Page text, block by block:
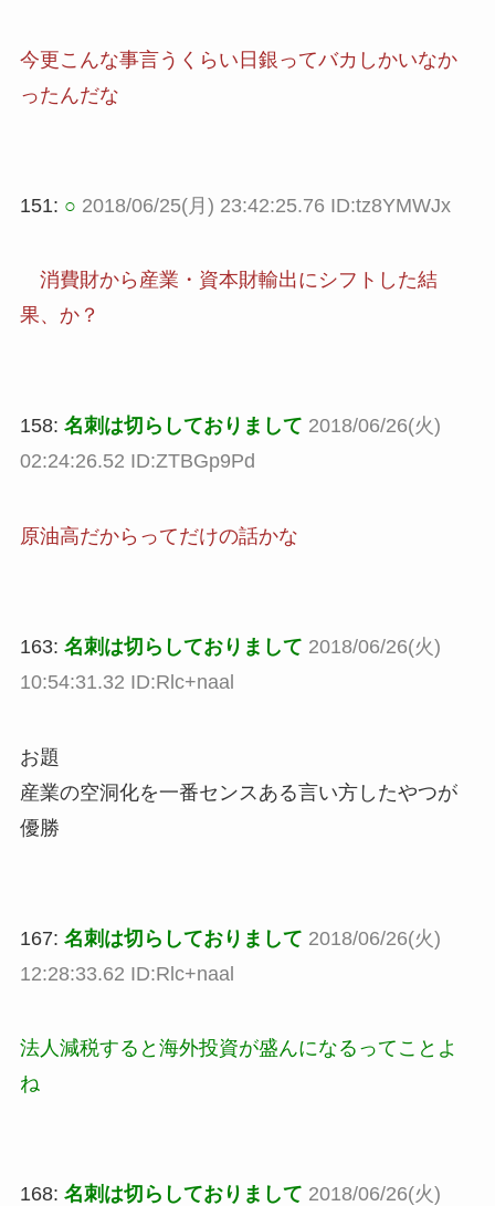
今更こんな事言うくらい日銀ってバカしかいなか
ったんだな
151: ○ 2018/06/25(月) 23:42:25.76 ID:tz8YMWJx
消費財から産業・資本財輸出にシフトした結
果、か？
158: 名刺は切らしておりまして 2018/06/26(火)
02:24:26.52 ID:ZTBGp9Pd
原油高だからってだけの話かな
163: 名刺は切らしておりまして 2018/06/26(火)
10:54:31.32 ID:Rlc+naal
お題
産業の空洞化を一番センスある言い方したやつが
優勝
167: 名刺は切らしておりまして 2018/06/26(火)
12:28:33.62 ID:Rlc+naal
法人減税すると海外投資が盛んになるってことよ
ね
168: 名刺は切らしておりまして 2018/06/26(火)